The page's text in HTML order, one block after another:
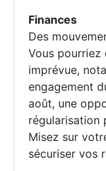
Finances
Des
Vous pourriez
imprévue,
engagement
août, une
régularisation
Misez sur
sécuriser vos